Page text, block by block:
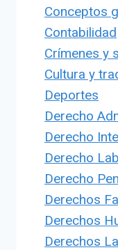
Conceptos
Contabilidad
Crímenes y
Cultura y
Deportes
Derecho
Derecho
Derecho
Derecho
Derechos
Derechos
Derechos